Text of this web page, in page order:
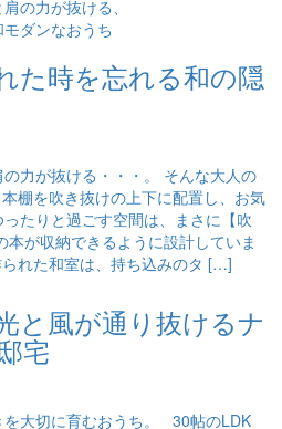
た時を忘れる和の隠
力が抜ける・・・。 そんな大人の
棚を吹き抜けの上下に配置し、お気
たりと過ごす空間は、まさに【吹
が収納できるように設計していま
れた和室は、持ち込みのタ […]
と風が通り抜けるナ
宅
を大切に育むおうち。 30帖のLDK